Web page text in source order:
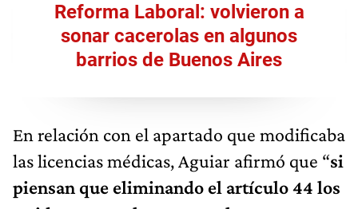
Reforma Laboral: volvieron a
sonar cacerolas en algunos
barrios de Buenos Aires
En relación con el apartado que modificaba
las licencias médicas, Aguiar afirmó que “si
piensan que eliminando el artículo 44 los